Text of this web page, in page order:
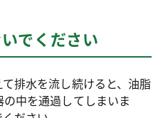
でください
排水を流し続けると、油脂
中を通過してしまいま